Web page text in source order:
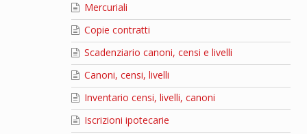
Mercuriali
Copie contratti
Scadenziario canoni, censi e livelli
Canoni, censi, livelli
Inventario censi, livelli, canoni
Iscrizioni ipotecarie